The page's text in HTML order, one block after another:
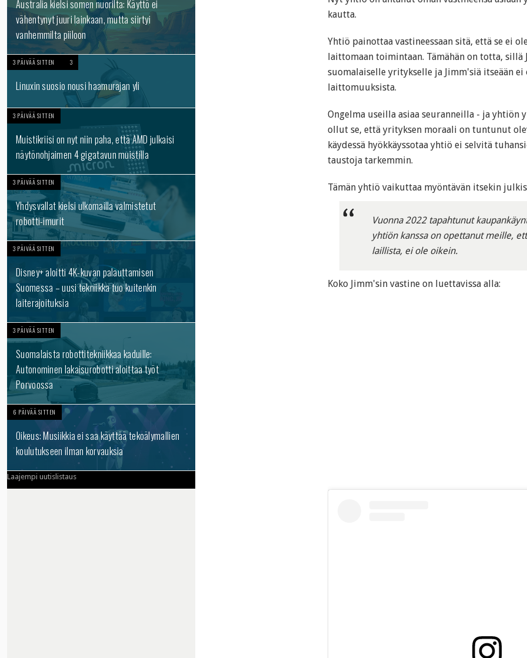
Australia kielsi somen nuorilta: Käyttö ei
vähentynyt juuri lainkaan, mutta siirtyi
vanhemmilta piiloon
3 PÄIVÄÄ SITTEN 3
Linuxin suosio nousi haamurajan yli
3 PÄIVÄÄ SITTEN
Muistikriisi on nyt niin paha, että AMD julkaisi
näytönohjaimen 4 gigatavun muistilla
3 PÄIVÄÄ SITTEN
Yhdysvallat kielsi ulkomailla valmistetut
robotti-imurit
3 PÄIVÄÄ SITTEN
Disney+ aloitti 4K-kuvan palauttamisen
Suomessa – uusi tekniikka tuo kuitenkin
laiterajoituksia
3 PÄIVÄÄ SITTEN
Suomalaista robottitekniikkaa kaduille:
Autonominen lakaisurobotti aloittaa työt
Porvoossa
6 PÄIVÄÄ SITTEN
Oikeus: Musiikkia ei saa käyttää tekoälymallien
koulutukseen ilman korvauksia
Laajempi uutislistaus
kautta.
Yhtiö painottaa vastineessaan sitä, että se ei
laittomaan toimintaan. Tämähän on totta, sillä
suomalaiselle yritykselle ja Jimm'siä itseään ei
laittomuuksista.
Ongelma useilla asiaa seuranneilla - ja yhtiön
ollut se, että yrityksen moraali on tuntunut
käydessä hyökkäyssotaa yhtiö ei selvitä
taustoja tarkemmin.
Tämän yhtiö vaikuttaa myöntävän itsekin
Vuonna 2022 tapahtunut
yhtiön kanssa on opettanut meille,
laillista, ei ole oikein.
Koko Jimm'sin vastine on luettavissa alla: